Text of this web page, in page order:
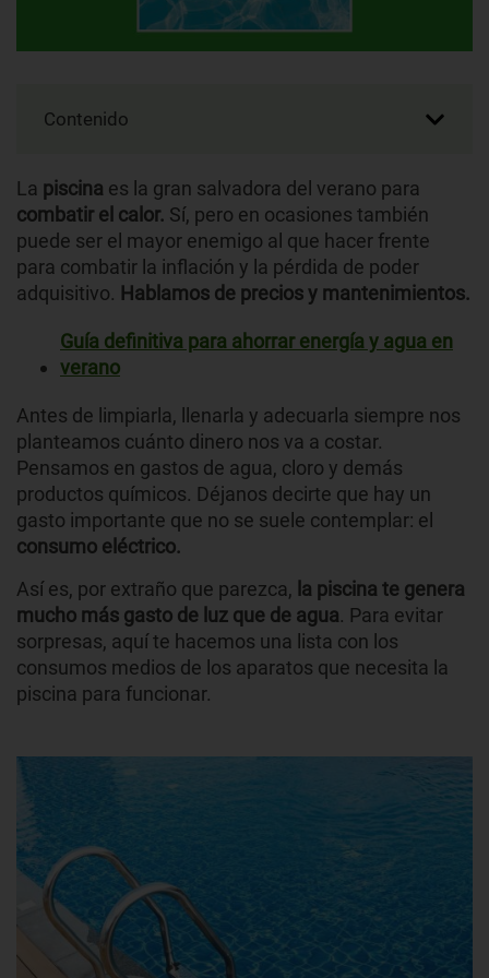
Contenido
La piscina es la gran salvadora del verano para
combatir el calor. Sí, pero en ocasiones también
puede ser el mayor enemigo al que hacer frente
para combatir la inflación y la pérdida de poder
adquisitivo. Hablamos de precios y mantenimientos.
Guía definitiva para ahorrar energía y agua en
verano
Antes de limpiarla, llenarla y adecuarla siempre nos
planteamos cuánto dinero nos va a costar.
Pensamos en gastos de agua, cloro y demás
productos químicos. Déjanos decirte que hay un
gasto importante que no se suele contemplar: el
consumo eléctrico.
Así es, por extraño que parezca, la piscina te genera
mucho más gasto de luz que de agua. Para evitar
sorpresas, aquí te hacemos una lista con los
consumos medios de los aparatos que necesita la
piscina para funcionar.